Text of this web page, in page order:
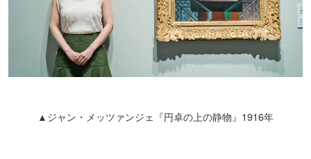
▲ジャン・メッツァンジェ『円卓の上の静物』1916年